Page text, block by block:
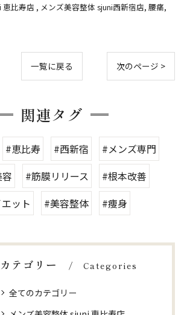
恵比寿店 メンズ美容整体 sjuni西新宿店 腰痛
一覧に戻る 次のページ >
関連タグ
#恵比寿 #西新宿
#メンズ専門
#筋膜リリース
#根本改善
ット
#美容整体 #痩身
カテゴリー Categories
全てのカテゴリー